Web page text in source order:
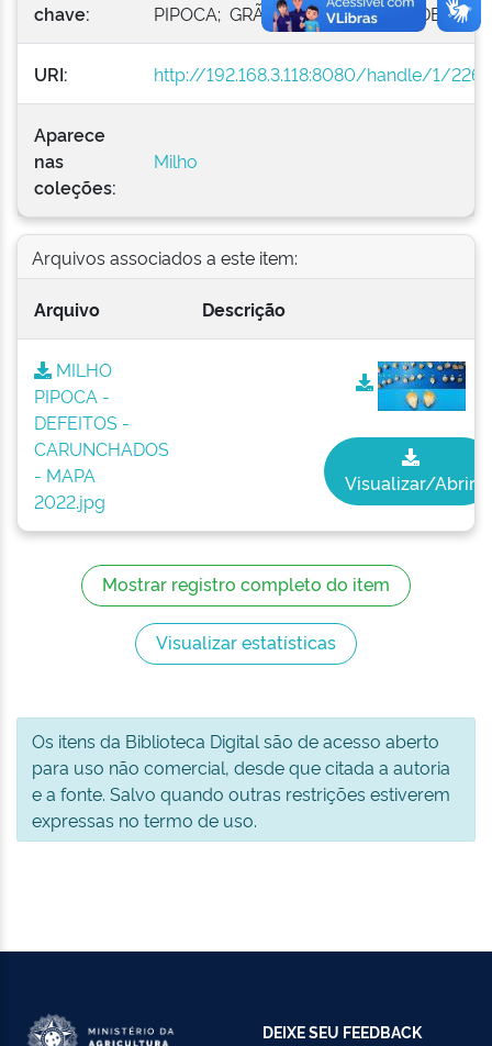
chave:
PIPOCA; GRÃO CARUNCHADO; DEFEITO
URI: http://192.168.3.118:8080/handle/1/2264
Aparece
nas
coleções:
Milho
Arquivos associados a este item:
Arquivo Descrição
MILHO
PIPOCA -
DEFEITOS -
CARUNCHADOS
- MAPA
2022.jpg
Visualizar/Abrir
Mostrar registro completo do item
Visualizar estatísticas
Os itens da Biblioteca Digital são de acesso aberto
para uso não comercial, desde que citada a autoria
e a fonte. Salvo quando outras restrições estiverem
expressas no termo de uso.
DEIXE SEU FEEDBACK